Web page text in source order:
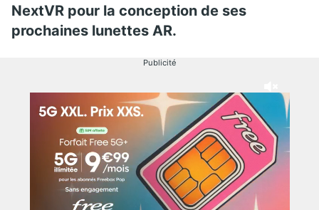
NextVR pour la conception de ses
prochaines lunettes AR.
Publicité